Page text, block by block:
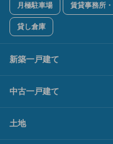
月極駐車場 賃貸事務所
貸し倉庫
新築一戸建て
中古一戸建て
土地